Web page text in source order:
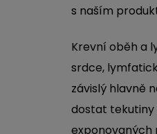
s naším
Krevní oběh a
srdce,
závislý hlavně
dostat tekutiny
exponovaných